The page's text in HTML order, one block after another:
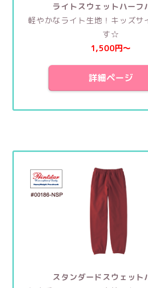
ライトスウェットハーフ
軽やかなライト生地！キッズサ
す☆
1,500円〜
詳細ページ
スタンダードスウェット